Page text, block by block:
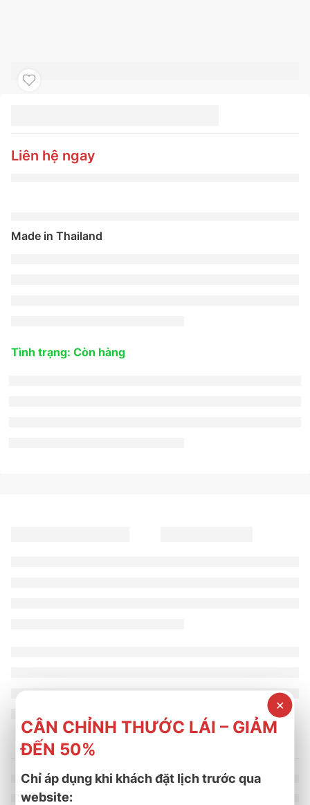
235/75R15 109T LTX
TRAIL
Liên hệ ngay
Made in Thailand
Tình trạng: Còn hàng
✕
CÂN CHỈNH THƯỚC LÁI – GIẢM
ĐẾN 50%
Chỉ áp dụng khi khách đặt lịch trước qua
website: